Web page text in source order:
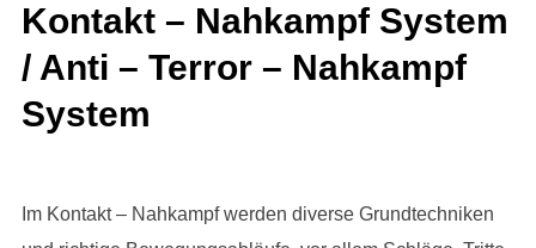
Kontakt – Nahkampf System
/ Anti – Terror – Nahkampf
System
Im Kontakt – Nahkampf werden diverse Grundtechniken